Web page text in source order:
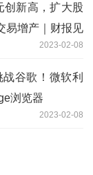
创新高，扩大股
易增产｜财报见
2023-02-08
谷歌！微软利
浏览器
2023-02-08